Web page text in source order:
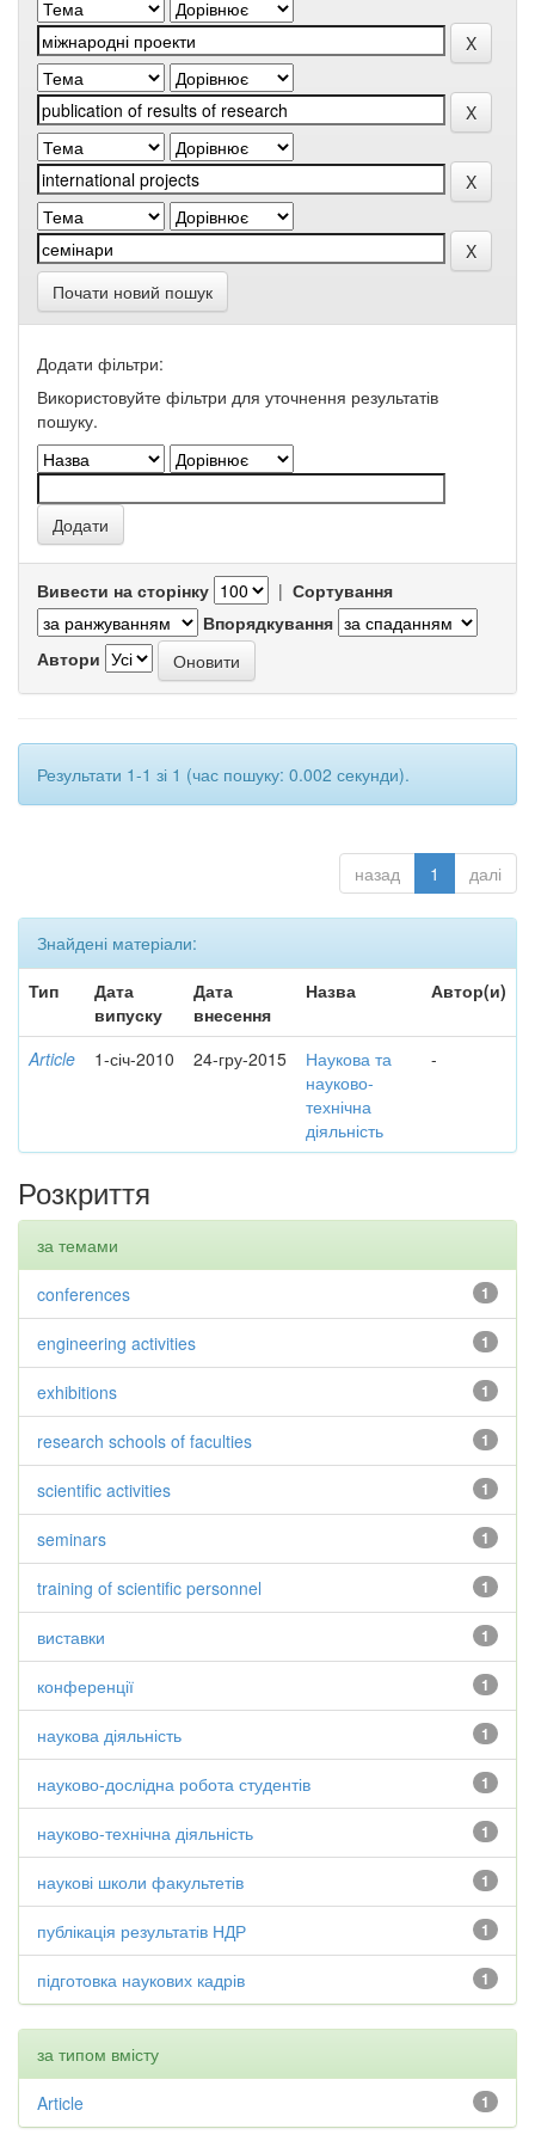
Почати новий пошук
Додати фільтри:
Використовуйте фільтри для уточнення результатів
пошуку.
Вивести на сторінку | Сортування
Впорядкування
Автори
Результати 1-1 зі 1 (час пошуку: 0.002 секунди).
назад 1 далі
Знайдені матеріали:
Тип
Дата
випуску
Дата
внесення
Назва Автор(и)
Article 1-січ-2010 24-гру-2015
Наукова та
науково-
технічна
діяльність
-
Розкриття
за темами
1
conferences
1
engineering activities
1
exhibitions
1
research schools of faculties
1
scientific activities
1
seminars
1
training of scientific personnel
1
виставки
1
конференції
1
наукова діяльність
1
науково-дослідна робота студентів
1
науково-технічна діяльність
1
наукові школи факультетів
1
публікація результатів НДР
1
підготовка наукових кадрів
за типом вмісту
1
Article